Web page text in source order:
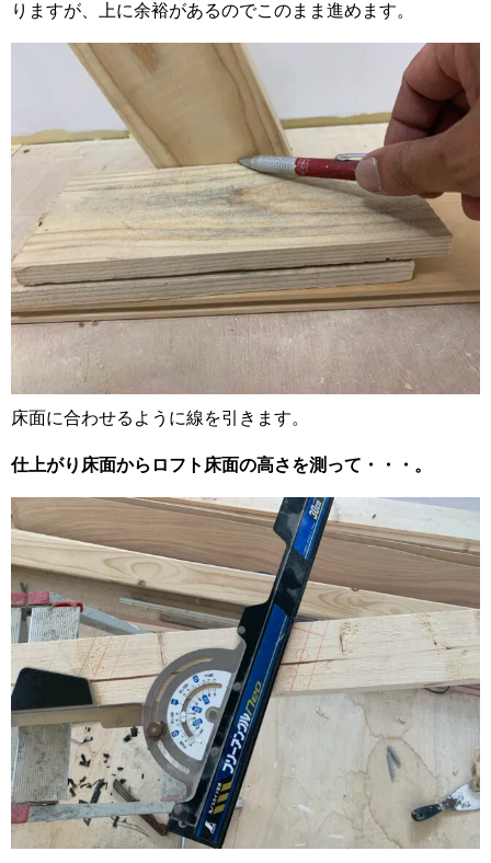
りますが、上に余裕があるのでこのまま進めます。
床面に合わせるように線を引きます。
仕上がり床面からロフト床面の高さを測って・・・。